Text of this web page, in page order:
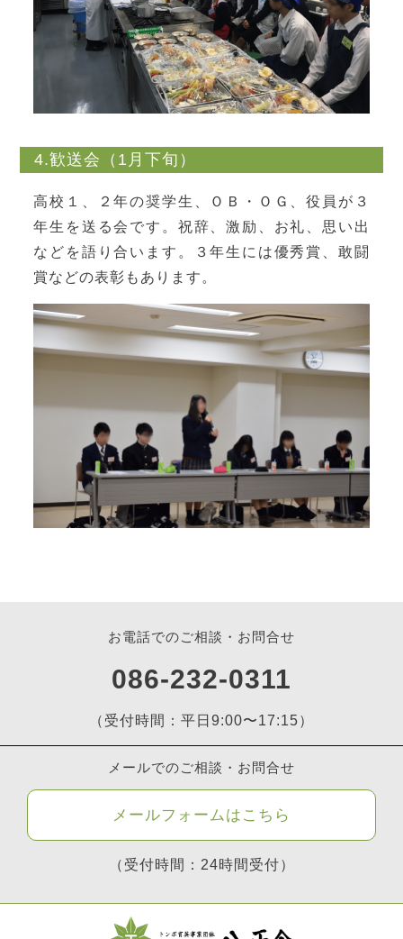
4.歓送会（1月下旬）
高校１、２年の奨学生、ＯＢ・ＯＧ、役員が３
年生を送る会です。祝辞、激励、お礼、思い出
などを語り合います。３年生には優秀賞、敢闘
賞などの表彰もあります。
お電話でのご相談・お問合せ
086-232-0311
（受付時間：平日9:00〜17:15）
メールでのご相談・お問合せ
メールフォームはこちら
（受付時間：24時間受付）